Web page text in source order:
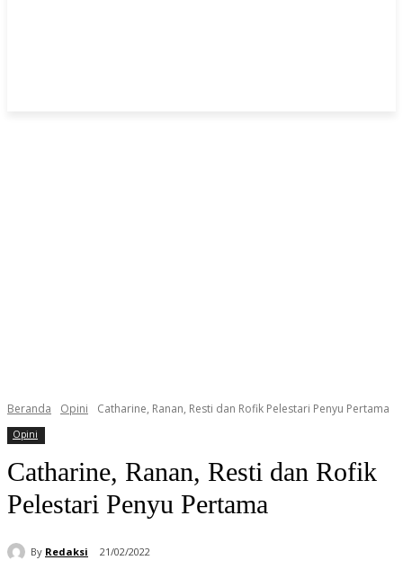
Beranda Opini Catharine, Ranan, Resti dan Rofik Pelestari Penyu Pertama
Opini
Catharine, Ranan, Resti dan Rofik
Pelestari Penyu Pertama
By Redaksi 21/02/2022